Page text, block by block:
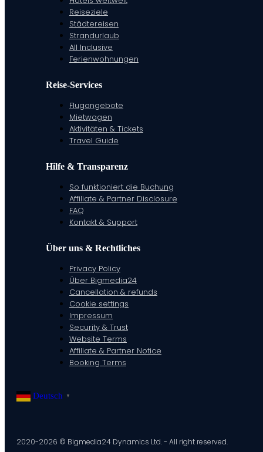
Reiseziele
Städtereisen
Strandurlaub
All Inclusive
Ferienwohnungen
Reise-Services
Flugangebote
Mietwagen
Aktivitäten & Tickets
Travel Guide
Hilfe & Transparenz
So funktioniert die Buchung
Affiliate & Partner Disclosure
FAQ
Kontakt & Support
Über uns & Rechtliches
Privacy Policy
Über Bigmedia24
Cancellation & refunds
Cookie settings
Impressum
Security & Trust
Website Terms
Affiliate & Partner Notice
Booking Terms
Deutsch ▼
2020-2026 © Bigmedia24 Dynamics Ltd. - All right reserved.